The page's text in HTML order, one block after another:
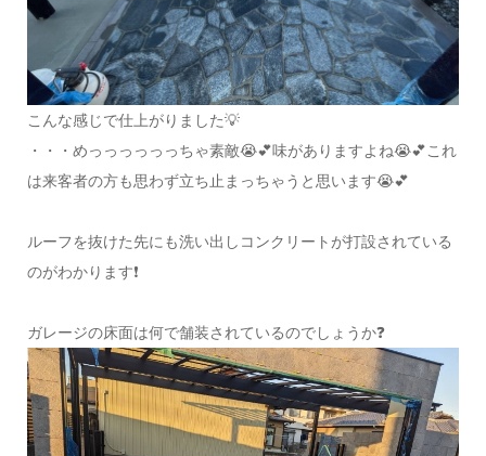
こんな感じで仕上がりました💡
・・・めっっっっっっちゃ素敵😭💕味がありますよね😭💕これ
は来客者の方も思わず立ち止まっちゃうと思います😭💕
ルーフを抜けた先にも洗い出しコンクリートが打設されている
のがわかります❗
ガレージの床面は何で舗装されているのでしょうか❓